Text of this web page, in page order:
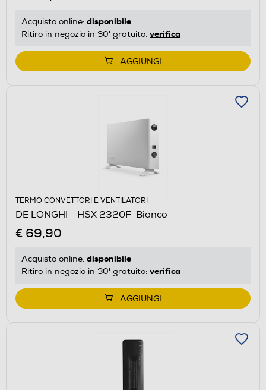
Acquisto online: disponibile
Ritiro in negozio in 30' gratuito: verifica
AGGIUNGI
TERMO CONVETTORI E VENTILATORI
DE LONGHI - HSX 2320F-Bianco
€ 69,90
Acquisto online: disponibile
Ritiro in negozio in 30' gratuito: verifica
AGGIUNGI